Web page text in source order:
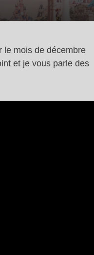
le mois de décembre
et je vous parle des